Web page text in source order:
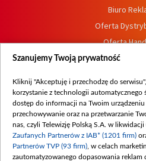
Biuro
Oferta
Oferta
Procedura
Szanujemy Twoją prywatność
Kliknij "Akceptuję i przechodzę do
korzystanie z technologii automatycznego
dostęp do informacji na Twoim
przechowywanie oraz na przetwarzanie
nas, czyli Telewizję Polską S.A. w likwidacji
Zaufanych Partnerów z IAB* (1201 firm)
Partnerów TVP (93 firm) , w celach
zautomatyzowanego dopasowania reklam